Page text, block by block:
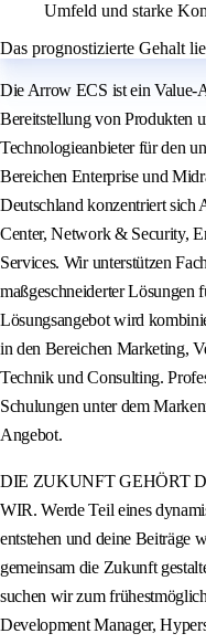
Umfeld und starke
Das prognostizierte Gehalt
Die Arrow ECS ist ein Value-
Bereitstellung von Produkten
Technologieanbieter für den
Bereichen Enterprise und
Deutschland konzentriert sich
Center, Network & Security,
Services. Wir unterstützen
maßgeschneiderter Lösungen
Lösungsangebot wird
in den Bereichen Marketing,
Technik und Consulting.
Schulungen unter dem
Angebot.
DIE ZUKUNFT GEHÖRT
WIR. Werde Teil eines
entstehen und deine Beiträge
gemeinsam die Zukunft
suchen wir zum
Development Manager,